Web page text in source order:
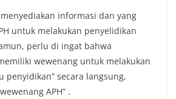
informasi dan yang
untuk melakukan penyelidikan
perlu di ingat bahwa
wewenang untuk melakukan
penyidikan” secara langsung,
APH” .